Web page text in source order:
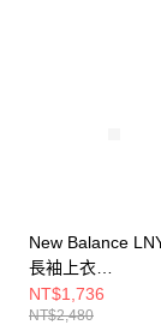
狀況，依本公司即
New Balance
長袖上衣
WT61L61ZAGA-
NT$1,736
NT$2,480